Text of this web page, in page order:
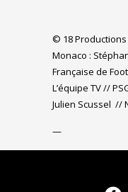
© 18 Productions
Monaco :
Française de
L’équipe TV //
Julien Scussel //
—